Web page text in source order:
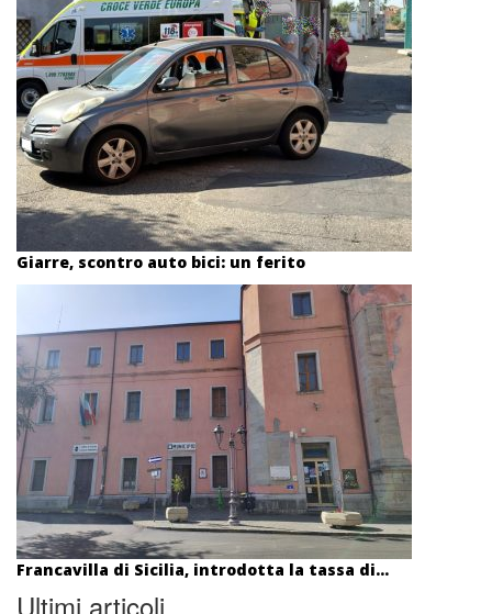
Giarre, scontro auto bici: un ferito
Francavilla di Sicilia, introdotta la tassa di...
Ultimi articoli